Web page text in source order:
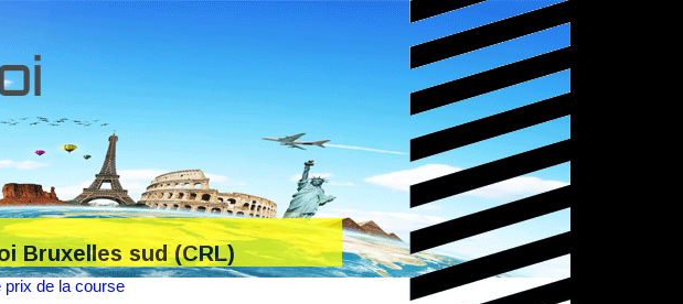
Bruxelles sud (CRL)
prix de la course